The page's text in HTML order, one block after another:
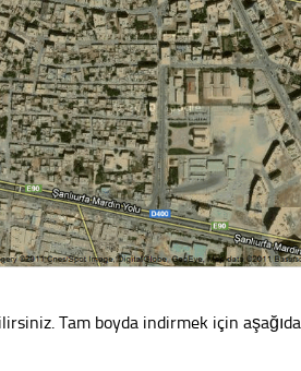
Tam boyda indirmek için